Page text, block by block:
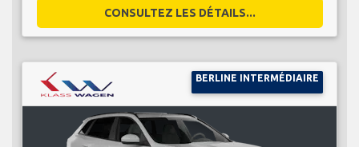
CONSULTEZ LES DÉTAILS...
BERLINE INTERMÉDIAIRE